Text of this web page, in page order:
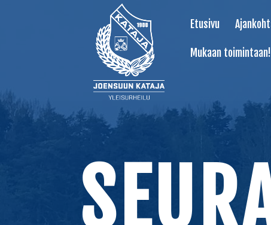
Etusivu
Mukaan toimintaan!